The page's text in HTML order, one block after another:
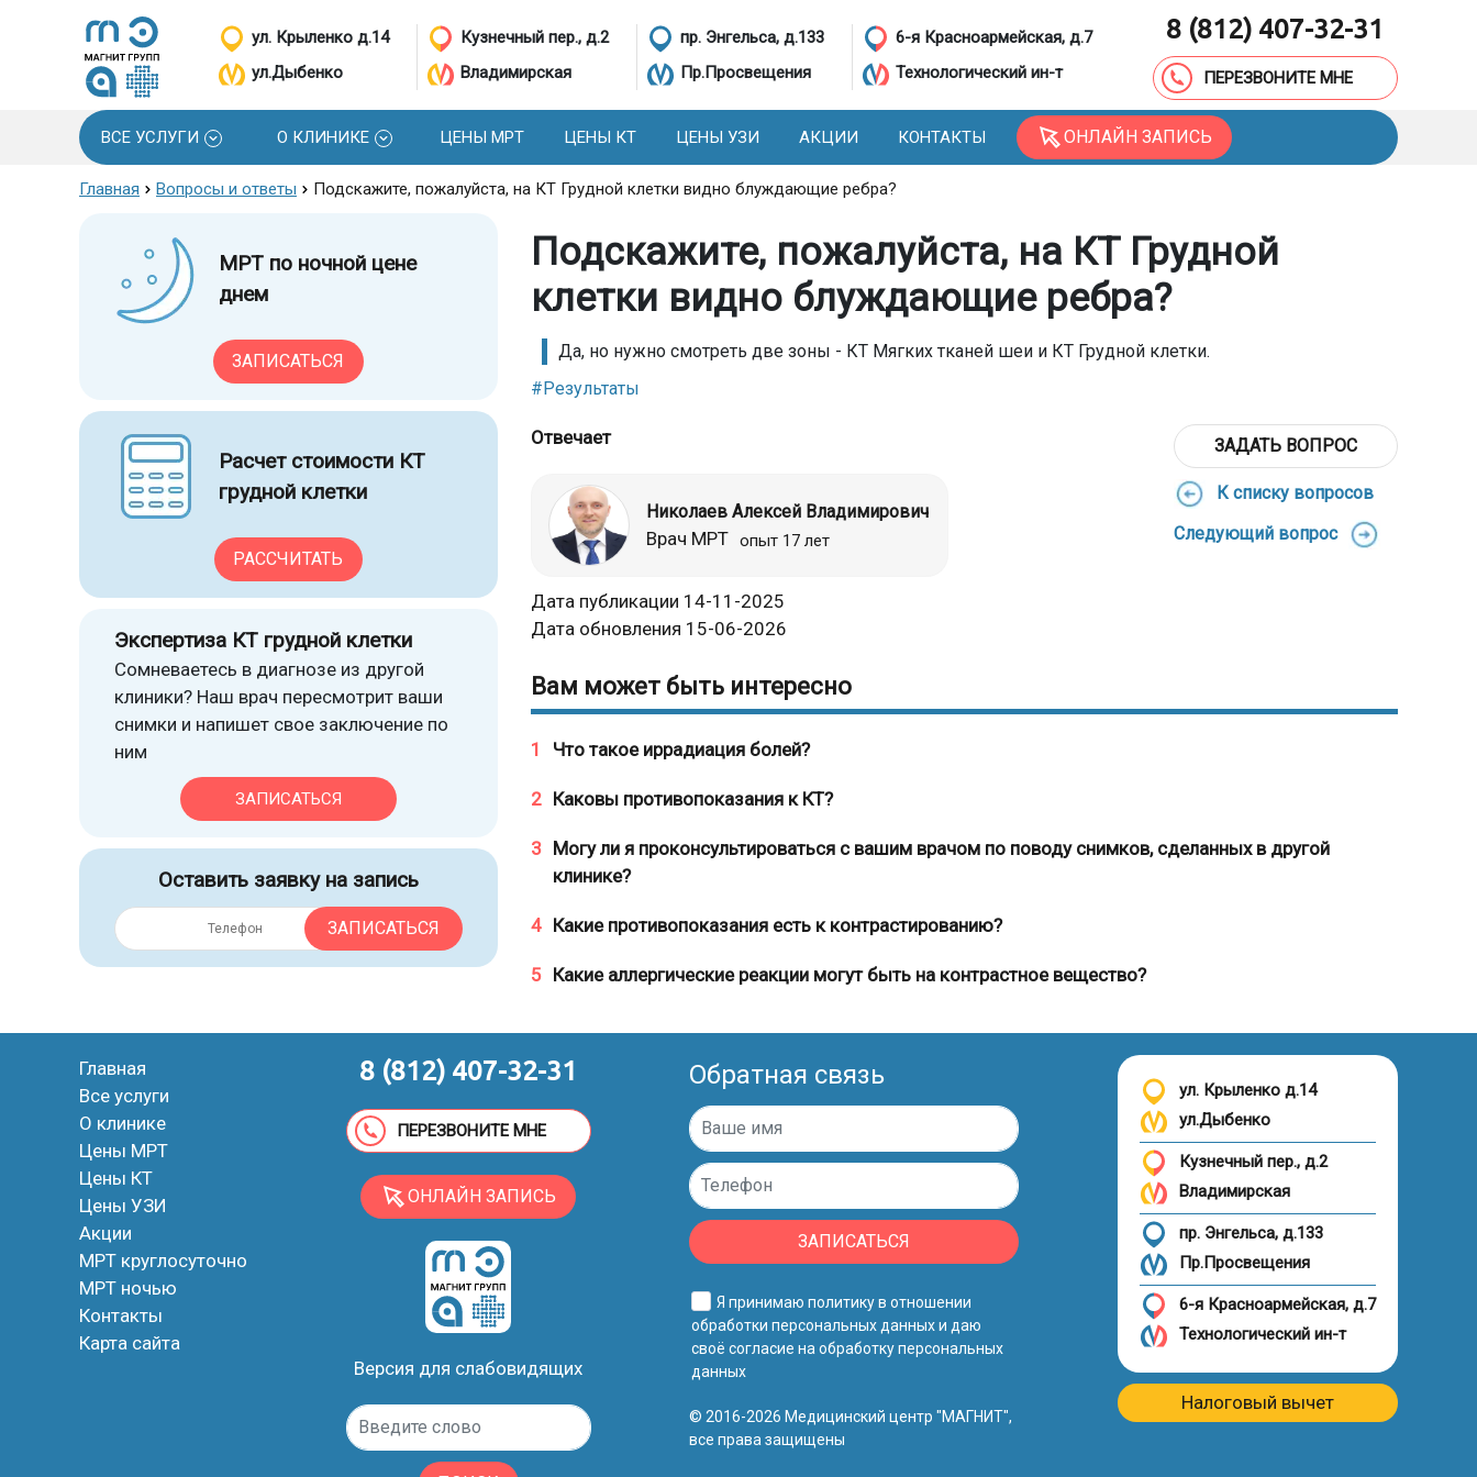
ул. Крыленко д.14
ул.Дыбенко
Кузнечный пер., д.2
Владимирская
пр. Энгельса, д.133
Пр.Просвещения
6-я Красноармейская, д.7
Технологический ин-т
8 (812) 407-32-31
ПЕРЕЗВОНИТЕ МНЕ
ВСЕ УСЛУГИ О КЛИНИКЕ ЦЕНЫ МРТ ЦЕНЫ КТ ЦЕНЫ УЗИ АКЦИИ КОНТАКТЫ ОНЛАЙН ЗАПИСЬ
Главная Вопросы и ответы Подскажите, пожалуйста, на КТ Грудной клетки видно блуждающие ребра?
МРТ по ночной цене
днем
ЗАПИСАТЬСЯ
Расчет стоимости КТ
грудной клетки
РАССЧИТАТЬ
Экспертиза КТ грудной клетки
Сомневаетесь в диагнозе из другой
клиники? Наш врач пересмотрит ваши
снимки и напишет свое заключение по
ним
ЗАПИСАТЬСЯ
Оставить заявку на запись
ЗАПИСАТЬСЯ
Подскажите, пожалуйста, на КТ Грудной
клетки видно блуждающие ребра?
Да, но нужно смотреть две зоны - КТ Мягких тканей шеи и КТ Грудной клетки.
#Результаты
Отвечает
Николаев Алексей Владимирович
Врач МРТ опыт 17 лет
Дата публикации 14-11-2025
Дата обновления 15-06-2026
ЗАДАТЬ ВОПРОС
К списку вопросов
Следующий вопрос
Вам может быть интересно
1 Что такое иррадиация болей?
2 Каковы противопоказания к КТ?
3
Могу ли я проконсультироваться с вашим врачом по поводу снимков, сделанных в другой
клинике?
4 Какие противопоказания есть к контрастированию?
5 Какие аллергические реакции могут быть на контрастное вещество?
Главная
Все услуги
О клинике
Цены МРТ
Цены КТ
Цены УЗИ
Акции
МРТ круглосуточно
МРТ ночью
Контакты
Карта сайта
8 (812) 407-32-31
ПЕРЕЗВОНИТЕ МНЕ
ОНЛАЙН ЗАПИСЬ
Версия для слабовидящих
Обратная связь
ЗАПИСАТЬСЯ
Я принимаюполитику в отношении
обработки персональных данныхи даю
своёсогласие на обработку персональных
данных
© 2016-2026 Медицинский центр "МАГНИТ",
все права защищены
ул. Крыленко д.14
ул.Дыбенко
Кузнечный пер., д.2
Владимирская
пр. Энгельса, д.133
Пр.Просвещения
6-я Красноармейская, д.7
Технологический ин-т
Налоговый вычет